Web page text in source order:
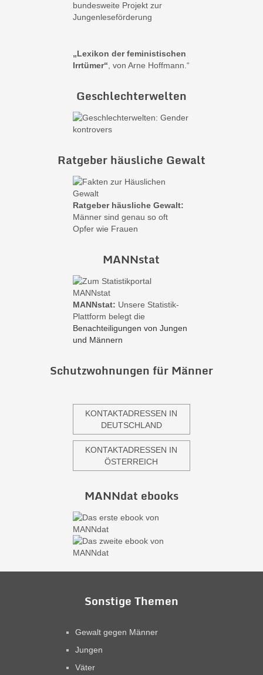
bundesweite Projekt zur
Jungenleseförderung
„Lexikon der feministischen
Irrtümer“ , von Arne Hoffmann.“
Geschlechterwelten
Ratgeber häusliche Gewalt
Ratgeber häusliche Gewalt:
Männer sind genau so oft
Opfer wie Frauen
MANNstat
MANNstat: Unsere Statistik-
Plattform belegt die
Benachteiligungen von Jungen
und Männern
Schutzwohnungen für Männer
KONTAKTADRESSEN IN
DEUTSCHLAND
KONTAKTADRESSEN IN
ÖSTERREICH
MANNdat ebooks
Sonstige Themen
Gewalt gegen Männer
Jungen
Väter